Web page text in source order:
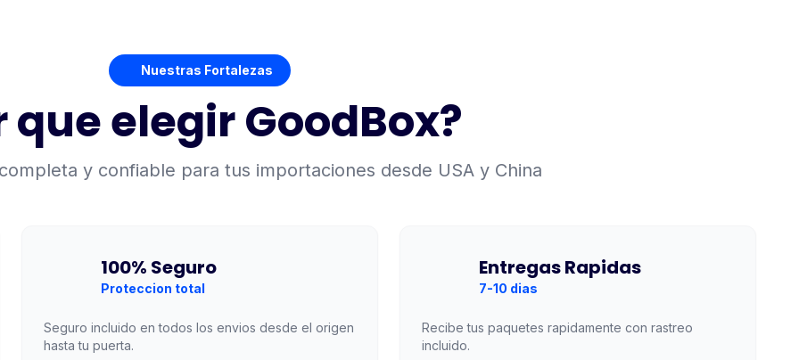
Nuestras Fortalezas
que elegir GoodBox?
y confiable para tus importaciones desde USA y China
100% Seguro
Proteccion total
Seguro incluido en todos los envios desde el origen
hasta tu puerta.
Entregas Rapidas
7-10 dias
Recibe tus paquetes rapidamente con rastreo
incluido.